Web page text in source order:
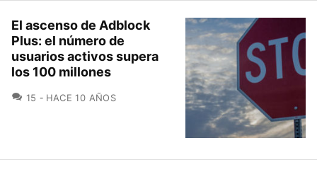
El ascenso de Adblock
Plus: el número de
usuarios activos supera
los 100 millones
15 COMENTARIOS
HACE 10 AÑOS